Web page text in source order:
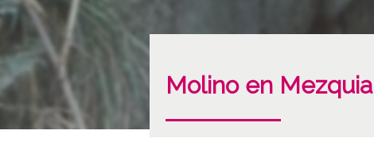
Molino en Mezquia